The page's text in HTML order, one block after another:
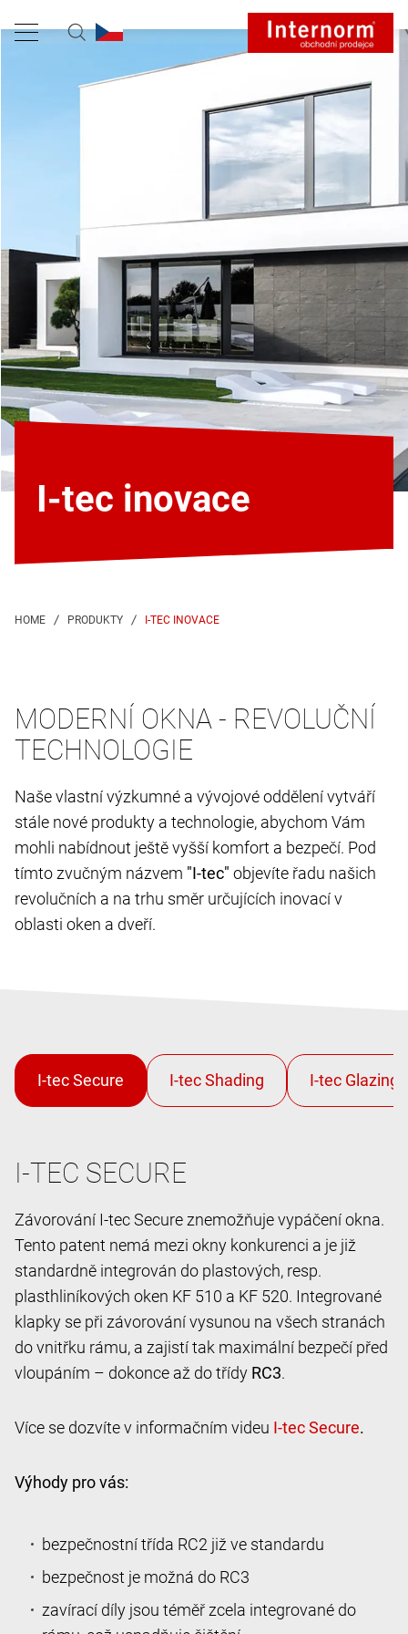
I-tec inovace
I-TEC INOVACE
MODERNÍ OKNA - REVOLUČNÍ
TECHNOLOGIE
Naše vlastní výzkumné a vývojové oddělení vytváří
stále nové produkty a technologie, abychom Vám
mohli nabídnout ještě vyšší komfort a bezpečí. Pod
tímto zvučným názvem "I-tec" objevíte řadu našich
revolučních a na trhu směr určujících inovací v
oblasti oken a dveří.
I-TEC SECURE
Závorování I-tec Secure znemožňuje vypáčení okna.
Tento patent nemá mezi okny konkurenci a je již
standardně integrován do plastových, resp.
plasthliníkových oken KF 510 a KF 520. Integrované
klapky se při závorování vysunou na všech stranách
do vnitřku rámu, a zajistí tak maximální bezpečí před
vloupáním – dokonce až do třídy RC3.
Více se dozvíte v informačním videu .
Výhody pro vás:
bezpečnostní třída RC2 již ve standardu
bezpečnost je možná do RC3
zavírací díly jsou téměř zcela integrované do